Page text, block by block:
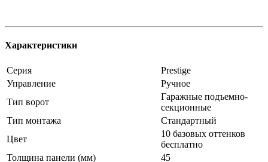
Характеристики
Серия
Prestige
Управление
Ручное
Тип ворот
Гаражные подъемно-
секционные
Тип монтажа
Стандартный
Цвет
10 базовых оттенков
бесплатно
Толщина панели (мм)
45